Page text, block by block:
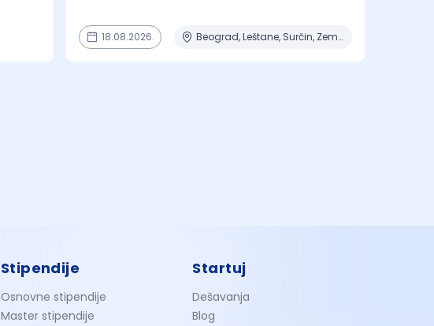
18.08.2026. Beograd, Leštane, Surčin, Zemun Polje
Stipendije
Osnovne stipendije
Master stipendije
Startuj
Dešavanja
Blog